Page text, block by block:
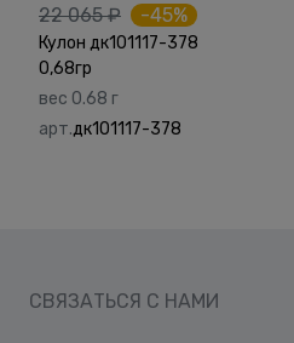
22 065 ₽ -45%
Кулон дк101117-378
0,68гр
вес 0.68 г
арт.дк101117-378
СВЯЗАТЬСЯ С НАМИ